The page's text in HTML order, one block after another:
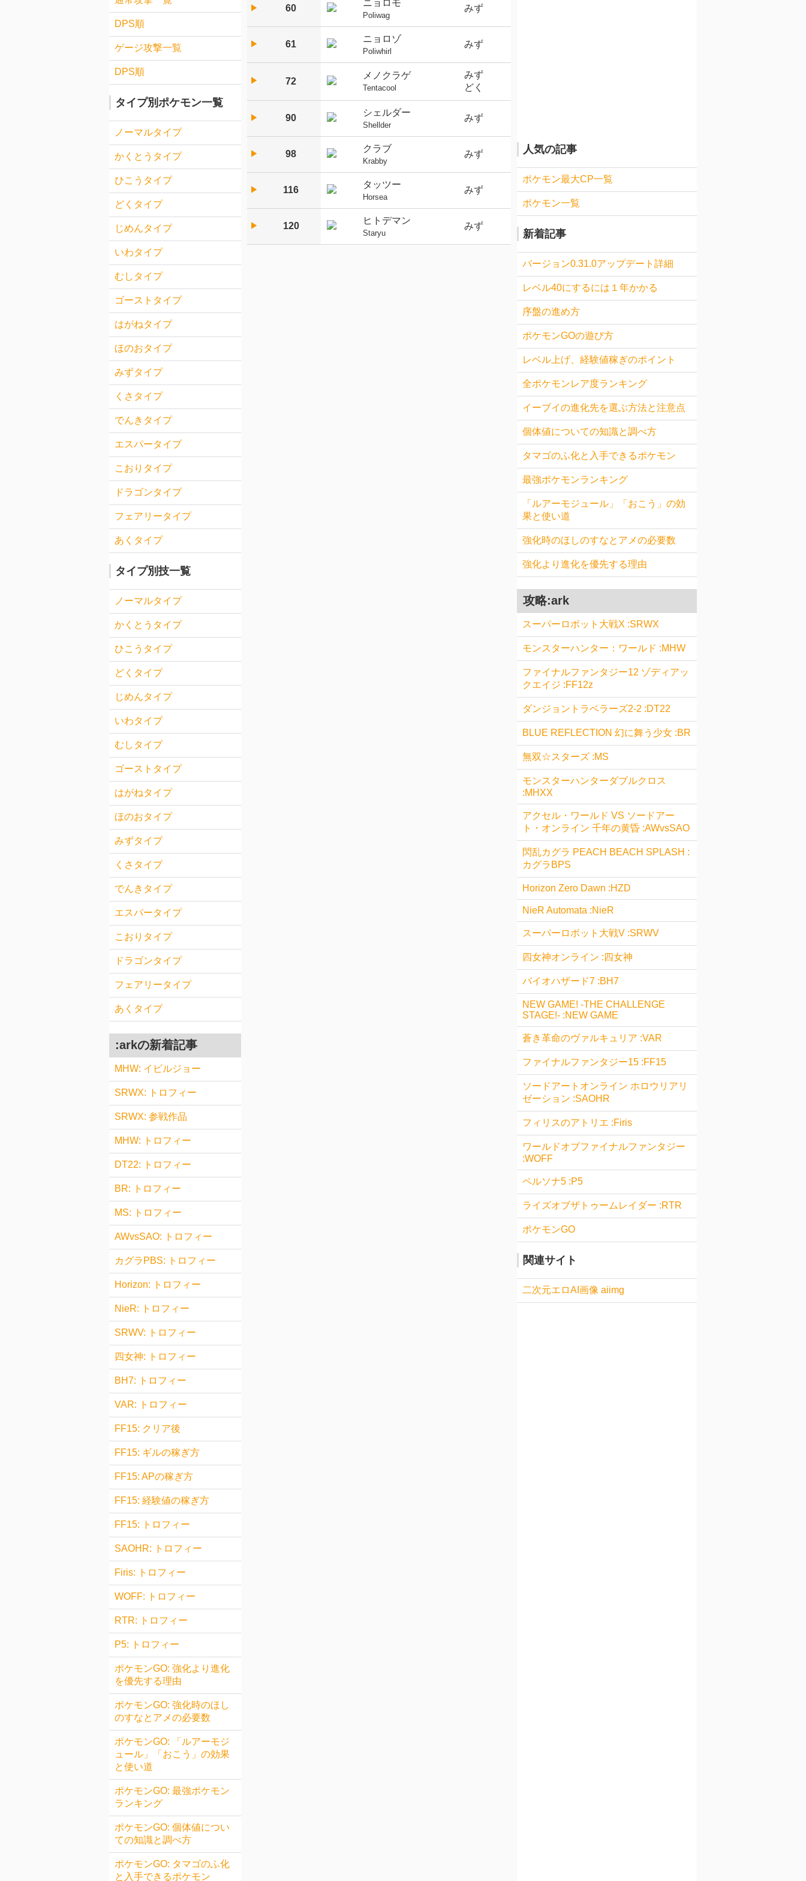
▶︎ 60
ニョロモ
Poliwag
みず
▶︎ 61
ニョロゾ
Poliwhirl
みず
▶︎ 72
メノクラゲ
Tentacool
みず
どく
▶︎ 90
シェルダー
Shellder
みず
▶︎ 98
クラブ
Krabby
みず
▶︎ 116
タッツー
Horsea
みず
▶︎ 120
ヒトデマン
Staryu
みず
DPS順
ゲージ攻撃一覧
DPS順
タイプ別ポケモン一覧
ノーマルタイプ
かくとうタイプ
ひこうタイプ
どくタイプ
じめんタイプ
いわタイプ
むしタイプ
ゴーストタイプ
はがねタイプ
ほのおタイプ
みずタイプ
くさタイプ
でんきタイプ
エスパータイプ
こおりタイプ
ドラゴンタイプ
フェアリータイプ
あくタイプ
タイプ別技一覧
ノーマルタイプ
かくとうタイプ
ひこうタイプ
どくタイプ
じめんタイプ
いわタイプ
むしタイプ
ゴーストタイプ
はがねタイプ
ほのおタイプ
みずタイプ
くさタイプ
でんきタイプ
エスパータイプ
こおりタイプ
ドラゴンタイプ
フェアリータイプ
あくタイプ
:arkの新着記事
MHW: イビルジョー
SRWX: トロフィー
SRWX: 参戦作品
MHW: トロフィー
DT22: トロフィー
BR: トロフィー
MS: トロフィー
AWvsSAO: トロフィー
カグラPBS: トロフィー
Horizon: トロフィー
NieR: トロフィー
SRWV: トロフィー
四女神: トロフィー
BH7: トロフィー
VAR: トロフィー
FF15: クリア後
FF15: ギルの稼ぎ方
FF15: APの稼ぎ方
FF15: 経験値の稼ぎ方
FF15: トロフィー
SAOHR: トロフィー
Firis: トロフィー
WOFF: トロフィー
RTR: トロフィー
P5: トロフィー
ポケモンGO: 強化より進化
を優先する理由
ポケモンGO: 強化時のほし
のすなとアメの必要数
ポケモンGO: 「ルアーモジ
ュール」「おこう」の効果
と使い道
ポケモンGO: 最強ポケモン
ランキング
ポケモンGO: 個体値につい
ての知識と調べ方
ポケモンGO: タマゴのふ化
と入手できるポケモン
人気の記事
ポケモン最大CP一覧
ポケモン一覧
新着記事
バージョン0.31.0アップデート詳細
レベル40にするには１年かかる
序盤の進め方
ポケモンGOの遊び方
レベル上げ、経験値稼ぎのポイント
全ポケモンレア度ランキング
イーブイの進化先を選ぶ方法と注意点
個体値についての知識と調べ方
タマゴのふ化と入手できるポケモン
最強ポケモンランキング
「ルアーモジュール」「おこう」の効
果と使い道
強化時のほしのすなとアメの必要数
強化より進化を優先する理由
攻略:ark
スーパーロボット大戦X :SRWX
モンスターハンター：ワールド :MHW
ファイナルファンタジー12 ゾディアッ
クエイジ :FF12z
ダンジョントラベラーズ2-2 :DT22
BLUE REFLECTION 幻に舞う少女 :BR
無双☆スターズ :MS
モンスターハンターダブルクロス
:MHXX
アクセル・ワールド VS ソードアー
ト・オンライン 千年の黄昏 :AWvsSAO
閃乱カグラ PEACH BEACH SPLASH :
カグラBPS
Horizon Zero Dawn :HZD
NieR Automata :NieR
スーパーロボット大戦V :SRWV
四女神オンライン :四女神
バイオハザード7 :BH7
NEW GAME! -THE CHALLENGE
STAGE!- :NEW GAME
蒼き革命のヴァルキュリア :VAR
ファイナルファンタジー15 :FF15
ソードアートオンライン ホロウリアリ
ゼーション :SAOHR
フィリスのアトリエ :Firis
ワールドオブファイナルファンタジー
:WOFF
ペルソナ5 :P5
ライズオブザトゥームレイダー :RTR
ポケモンGO
関連サイト
二次元エロAI画像 aiimg